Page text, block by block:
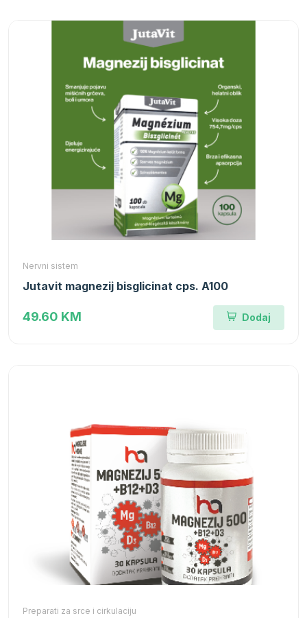
Nervni sistem
Jutavit magnezij bisglicinat cps. A100
49.60 KM Dodaj
Preparati za srce i cirkulaciju